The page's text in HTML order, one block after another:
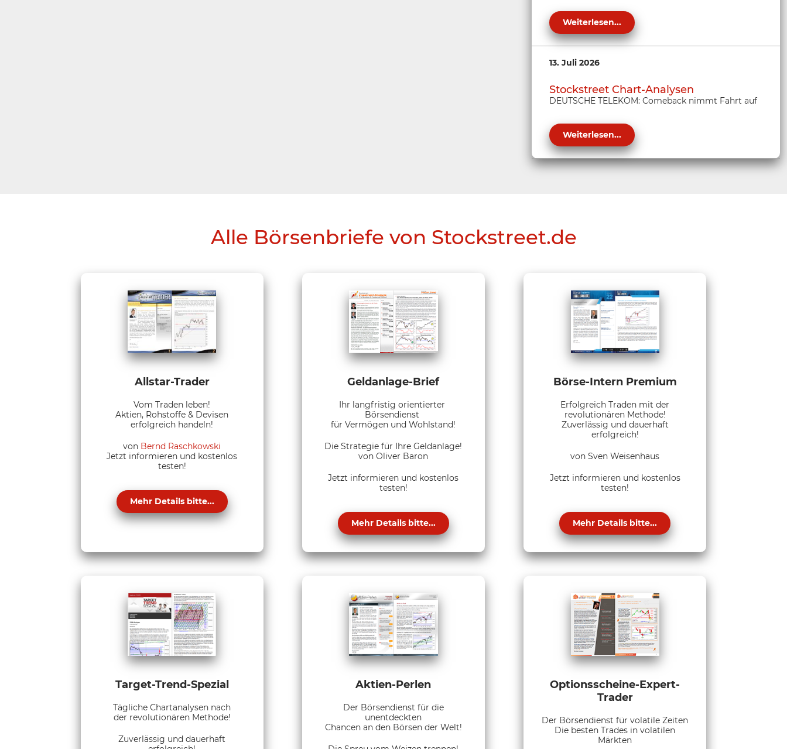
Weiterlesen...
13. Juli 2026
Stockstreet Chart-Analysen
DEUTSCHE TELEKOM: Comeback nimmt Fahrt auf
Weiterlesen...
Alle Börsenbriefe von Stockstreet.de
Allstar-Trader
Vom Traden leben!
Aktien, Rohstoffe & Devisen
erfolgreich handeln!
von Bernd Raschkowski
Jetzt informieren und kostenlos
testen!
Mehr Details bitte...
Geldanlage-Brief
Ihr langfristig orientierter
Börsendienst
für Vermögen und Wohlstand!
Die Strategie für Ihre Geldanlage!
von Oliver Baron
Jetzt informieren und kostenlos
testen!
Mehr Details bitte...
Börse-Intern Premium
Erfolgreich Traden mit der
revolutionären Methode!
Zuverlässig und dauerhaft
erfolgreich!
von Sven Weisenhaus
Jetzt informieren und kostenlos
testen!
Mehr Details bitte...
Target-Trend-Spezial
Tägliche Chartanalysen nach
der revolutionären Methode!
Zuverlässig und dauerhaft
Aktien-Perlen
Der Börsendienst für die
unentdeckten
Chancen an den Börsen der Welt!
Optionsscheine-Expert-
Trader
Der Börsendienst für volatile Zeiten
Die besten Trades in volatilen
Märkten